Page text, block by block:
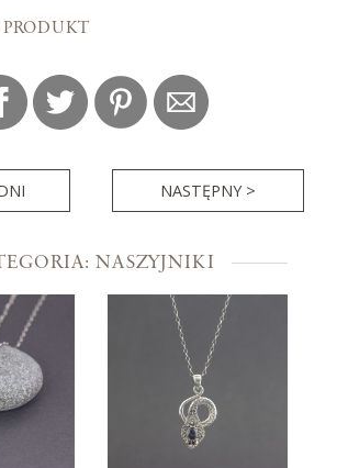
PRODUKT
NASTĘPNY >
NASZYJNIKI